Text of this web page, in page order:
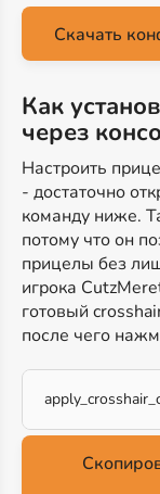
Скачать
Как
через
Настроить
- достаточно
команду ниже.
потому что он
прицелы без
игрока
готовый
после чего